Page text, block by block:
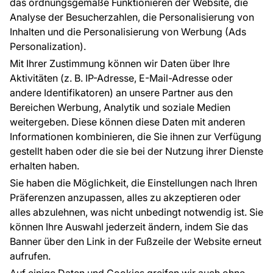
das ordnungsgemäße Funktionieren der Website, die
Analyse der Besucherzahlen, die Personalisierung von
Inhalten und die Personalisierung von Werbung (Ads
Personalization).
Mit Ihrer Zustimmung können wir Daten über Ihre
Aktivitäten (z. B. IP-Adresse, E-Mail-Adresse oder
andere Identifikatoren) an unsere Partner aus den
Bereichen Werbung, Analytik und soziale Medien
weitergeben. Diese können diese Daten mit anderen
Informationen kombinieren, die Sie ihnen zur Verfügung
gestellt haben oder die sie bei der Nutzung ihrer Dienste
erhalten haben.
Sie haben die Möglichkeit, die Einstellungen nach Ihren
Präferenzen anzupassen, alles zu akzeptieren oder
alles abzulehnen, was nicht unbedingt notwendig ist. Sie
können Ihre Auswahl jederzeit ändern, indem Sie das
Banner über den Link in der Fußzeile der Website erneut
aufrufen.
FÜR SIE
Blog
EU-Projekte
Ratschläge und Tipps
FAQ
ÜBER DAS UNTERNEHMEN
Kontakt
Haben Sie Fragen? Wir helfen Ihnen gerne weiter
und beraten Sie persönlich.
+49 781 95633072
service@tapeteneshop.de
Zahlungsarten: